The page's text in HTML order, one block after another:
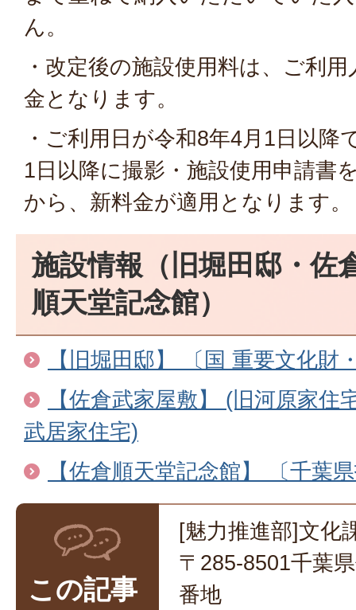
ん。
・改定後の施設使用料は、ご利
金となります。
・ご利用日が令和8年4月1日以降
1日以降に撮影・施設使用申請書
から、新料金が適用となります。
施設情報（旧堀田邸・佐
順天堂記念館）
【旧堀田邸】 〔国 重要文化財
【佐倉武家屋敷】 (旧河原家住
武居家住宅)
【佐倉順天堂記念館】 〔千葉
この記事
[魅力推進部]文化
〒285-8501千葉
番地